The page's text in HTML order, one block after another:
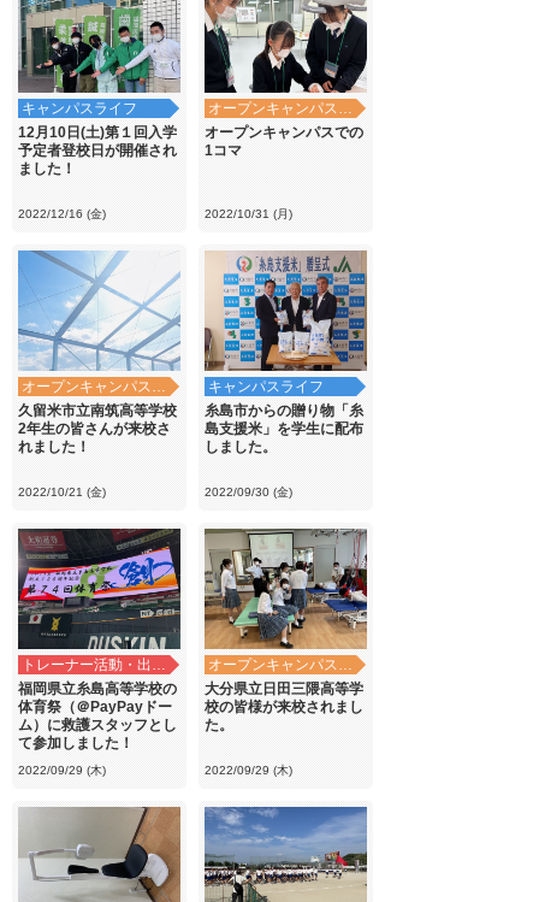
キャンパスライフ
12月10日(土)第１回入学
予定者登校日が開催され
ました！
2022/12/16 (金)
オープンキャンパス・学校見学
オープンキャンパスでの
1コマ
2022/10/31 (月)
オープンキャンパス・学校見学
久留米市立南筑高等学校
2年生の皆さんが来校さ
れました！
2022/10/21 (金)
キャンパスライフ
糸島市からの贈り物「糸
島支援米」を学生に配布
しました。
2022/09/30 (金)
トレーナー活動・出前講義
福岡県立糸島高等学校の
体育祭（＠PayPayドー
ム）に救護スタッフとし
て参加しました！
2022/09/29 (木)
オープンキャンパス・学校見学
大分県立日田三隈高等学
校の皆様が来校されまし
た。
2022/09/29 (木)